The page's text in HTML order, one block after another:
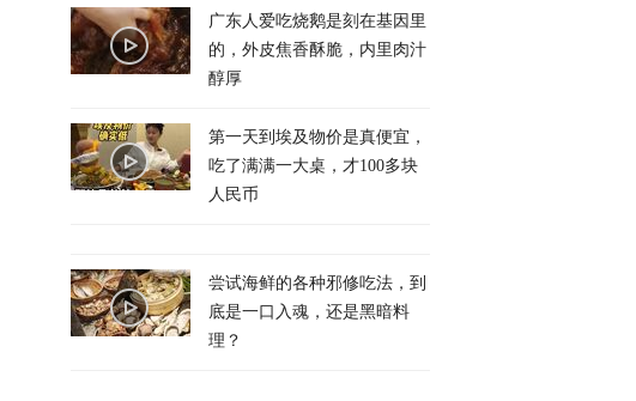
广东人爱吃烧鹅是刻在基因里
的，外皮焦香酥脆，内里肉汁
醇厚
第一天到埃及物价是真便宜，
吃了满满一大桌，才100多块
人民币
尝试海鲜的各种邪修吃法，到
底是一口入魂，还是黑暗料
理？